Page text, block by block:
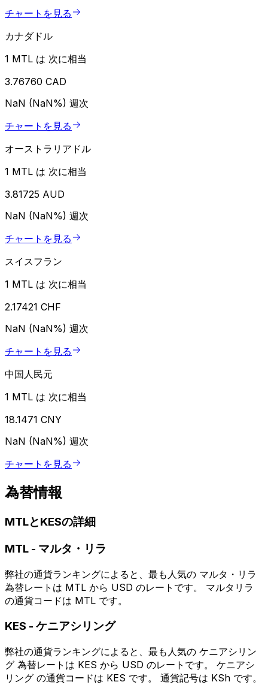
チャートを見る
カナダドル
1 MTL は 次に相当
3.76760 CAD
NaN (NaN%) 週次
チャートを見る
オーストラリアドル
1 MTL は 次に相当
3.81725 AUD
NaN (NaN%) 週次
チャートを見る
スイスフラン
1 MTL は 次に相当
2.17421 CHF
NaN (NaN%) 週次
チャートを見る
中国人民元
1 MTL は 次に相当
18.1471 CNY
NaN (NaN%) 週次
チャートを見る
為替情報
MTLとKESの詳細
MTL - マルタ・リラ
弊社の通貨ランキングによると、最も人気の マルタ・リラ
為替レートは MTL から USD のレートです。 マルタリラ
の通貨コードは MTL です。
KES - ケニアシリング
弊社の通貨ランキングによると、最も人気の ケニアシリン
グ 為替レートは KES から USD のレートです。 ケニアシ
リング の通貨コードは KES です。 通貨記号は KSh です。